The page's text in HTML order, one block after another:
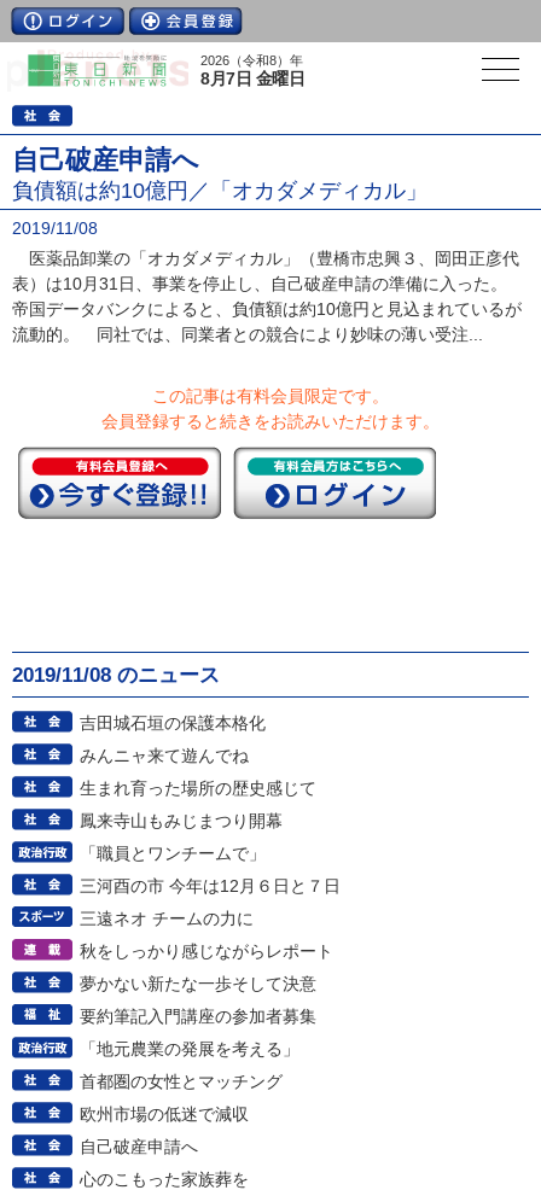
2026（令和8）年
8月7日 金曜日
自己破産申請へ
負債額は約10億円／「オカダメディカル」
2019/11/08
医薬品卸業の「オカダメディカル」（豊橋市忠興３、岡田正彦代
表）は10月31日、事業を停止し、自己破産申請の準備に入った。
帝国データバンクによると、負債額は約10億円と見込まれているが
流動的。 同社では、同業者との競合により妙味の薄い受注...
この記事は有料会員限定です。
会員登録すると続きをお読みいただけます。
2019/11/08 のニュース
吉田城石垣の保護本格化
みんニャ来て遊んでね
生まれ育った場所の歴史感じて
鳳来寺山もみじまつり開幕
「職員とワンチームで」
三河酉の市 今年は12月６日と７日
三遠ネオ チームの力に
秋をしっかり感じながらレポート
夢かない新たな一歩そして決意
要約筆記入門講座の参加者募集
「地元農業の発展を考える」
首都圏の女性とマッチング
欧州市場の低迷で減収
自己破産申請へ
心のこもった家族葬を